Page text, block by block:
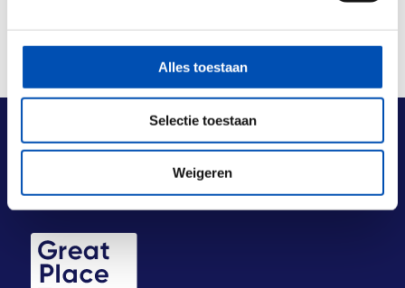
Alles toestaan
Selectie toestaan
Weigeren